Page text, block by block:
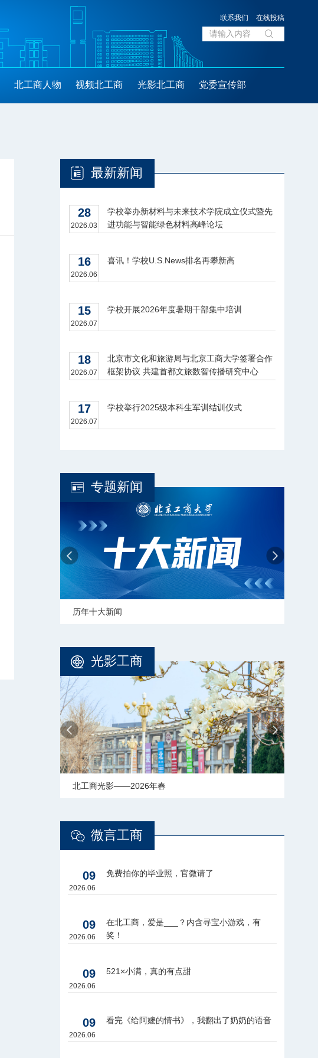
在线投稿
联系我们
北工商人物 视频北工商 光影北工商 党委宣传部
最新新闻
28
2026.03
学校举办新材料与未来技术学院成立仪式暨先
进功能与智能绿色材料高峰论坛
16
2026.06
喜讯！学校U.S.News排名再攀新高
15
2026.07
学校开展2026年度暑期干部集中培训
18
2026.07
北京市文化和旅游局与北京工商大学签署合作
框架协议 共建首都文旅数智传播研究中心
17
2026.07
学校举行2025级本科生军训结训仪式
专题新闻
学校志愿服务冬奥会和冬残奥会专题
光影工商
北工商光影——2025年冬天
微言工商
09
2026.06
免费拍你的毕业照，官微请了
09
2026.06
在北工商，爱是___？内含寻宝小游戏，有
奖！
09
2026.06
521×小满，真的有点甜
09
2026.06
看完《给阿嬷的情书》，我翻出了奶奶的语音